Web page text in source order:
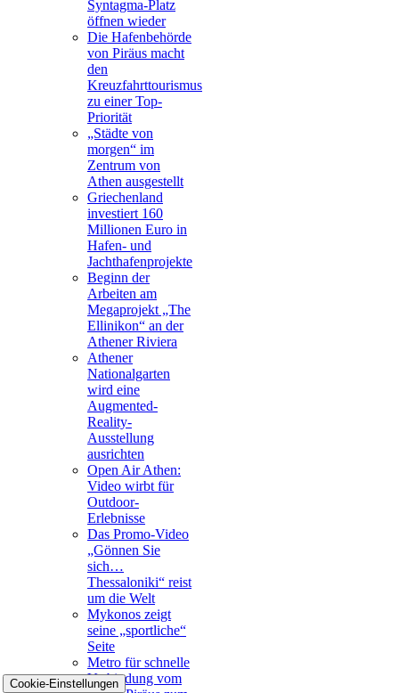
Syntagma-Platz
öffnen wieder
Die Hafenbehörde
von Piräus macht
den
Kreuzfahrttourismus
zu einer Top-
Priorität
„Städte von
morgen“ im
Zentrum von
Athen ausgestellt
Griechenland
investiert 160
Millionen Euro in
Hafen- und
Jachthafenprojekte
Beginn der
Arbeiten am
Megaprojekt „The
Ellinikon“ an der
Athener Riviera
Athener
Nationalgarten
wird eine
Augmented-
Reality-
Ausstellung
ausrichten
Open Air Athen:
Video wirbt für
Outdoor-
Erlebnisse
Das Promo-Video
„Gönnen Sie
sich…
Thessaloniki“ reist
um die Welt
Mykonos zeigt
seine „sportliche“
Seite
Metro für schnelle
Verbindung vom
Cookie-Einstellungen